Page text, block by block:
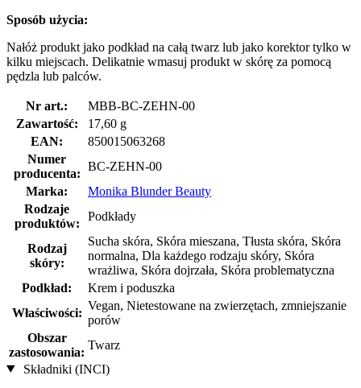
Sposób użycia:
Nałóż produkt jako podkład na całą twarz lub jako korektor tylko w
kilku miejscach. Delikatnie wmasuj produkt w skórę za pomocą
pędzla lub palców.
Nr art.:
MBB-BC-ZEHN-00
Zawartość:
17,60 g
EAN:
850015063268
Numer
producenta:
BC-ZEHN-00
Marka:
Monika Blunder Beauty
Rodzaje
produktów:
Podkłady
Rodzaj
skóry:
Sucha skóra, Skóra mieszana, Tłusta skóra, Skóra
normalna, Dla każdego rodzaju skóry, Skóra
wrażliwa, Skóra dojrzała, Skóra problematyczna
Podkład:
Krem i poduszka
Właściwości:
Vegan, Nietestowane na zwierzętach, zmniejszanie
porów
Obszar
zastosowania:
Twarz
Składniki (INCI)